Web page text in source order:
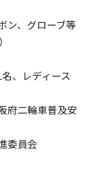
、グローブ等
、レディース
二輪車普及安
員会